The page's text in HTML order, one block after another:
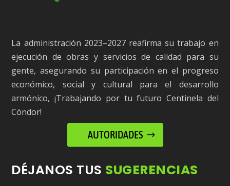
La administración 2023–2027 reafirma su trabajo en
ejecución de obras y servicios de calidad para su
gente, asegurando su participación en el progreso
económico, social y cultural para el desarrollo
armónico, ¡Trabajando por tu futuro Centinela del
Cóndor!
AUTORIDADES
DÉJANOS TUS SUGERENCIAS